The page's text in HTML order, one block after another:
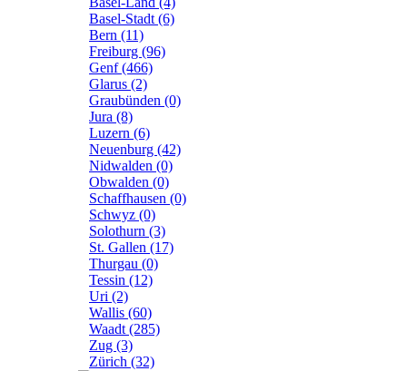
Basel-Stadt (6)
Bern (11)
Freiburg (96)
Genf (466)
Glarus (2)
Graubünden (0)
Jura (8)
Luzern (6)
Neuenburg (42)
Nidwalden (0)
Obwalden (0)
Schaffhausen (0)
Schwyz (0)
Solothurn (3)
St. Gallen (17)
Thurgau (0)
Tessin (12)
Uri (2)
Wallis (60)
Waadt (285)
Zug (3)
Zürich (32)